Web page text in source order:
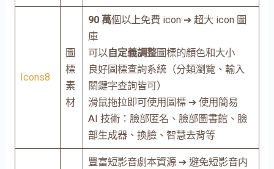
Icons8
圖
標
素
材
90 萬個以上免費 icon ➔ 超大 icon 圖
庫
可以自定義調整圖標的顏色和大小
良好圖標查詢系統（分類瀏覽、輸入
關鍵字查詢皆可）
滑鼠拖拉即可使用圖標 ➔ 使用簡易
AI 技術：臉部匿名、臉部圖書館、臉
部生成器、換臉、智慧去背等
豐富短影音劇本資源 ➔ 避免短影音内